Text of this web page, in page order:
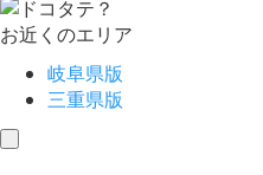
お近くのエリア
岐阜県版
三重県版
toggle